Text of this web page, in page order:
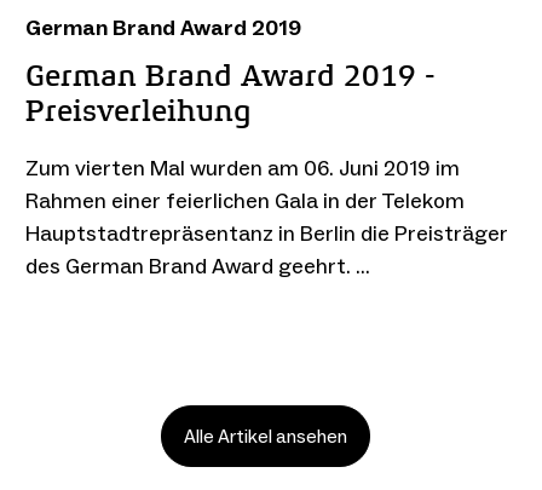
German Brand Award 2019
German Brand Award 2019 -
Preisverleihung
Zum vierten Mal wurden am 06. Juni 2019 im
Rahmen einer feierlichen Gala in der Telekom
Hauptstadtrepräsentanz in Berlin die Preisträger
des German Brand Award geehrt. …
Alle Artikel ansehen